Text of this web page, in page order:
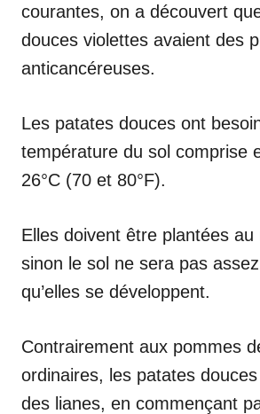
courantes, on a découvert
douces violettes avaient des
anticancéreuses.
Les patates douces ont
température du sol comprise
26°C (70 et 80°F).
Elles doivent être plantées au
sinon le sol ne sera pas
qu’elles se développent.
Contrairement aux pommes
ordinaires, les patates
des lianes, en commençant